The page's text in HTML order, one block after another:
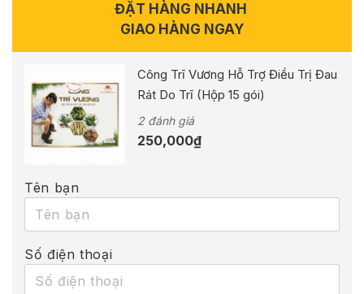
ĐẶT HÀNG NHANH
GIAO HÀNG NGAY
Công Trĩ Vương Hỗ Trợ Điều Trị Đau
Rát Do Trĩ (Hộp 15 gói)
2 đánh giá
250,000₫
Tên bạn
Số điện thoại